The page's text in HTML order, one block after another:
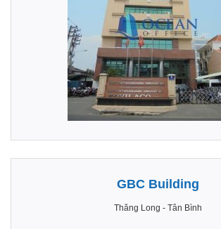
GBC Building
Thăng Long - Tân Bình